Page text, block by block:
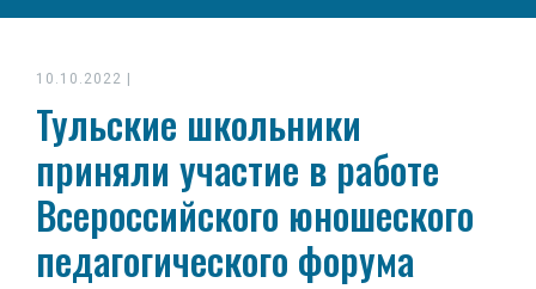
10.10.2022
Тульские школьники
приняли участие в работе
Всероссийского юношеского
педагогического форума